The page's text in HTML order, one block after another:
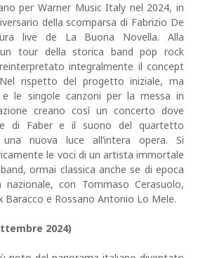
per Warner Music Italy nel 2024, in
della scomparsa di Fabrizio De
live de La Buona Novella. Alla
un tour della storica band pop rock
integralmente il concept
rispetto del progetto iniziale, ma
le singole canzoni per la messa in
creano così un concerto dove
di Faber e il suono del quartetto
nuova luce all’intera opera. Si
le voci di un artista immortale
ormai classica anche se di epoca
nazionale, con Tommaso Cerasuolo,
Baracco e Rossano Antonio Lo Mele.
2024)